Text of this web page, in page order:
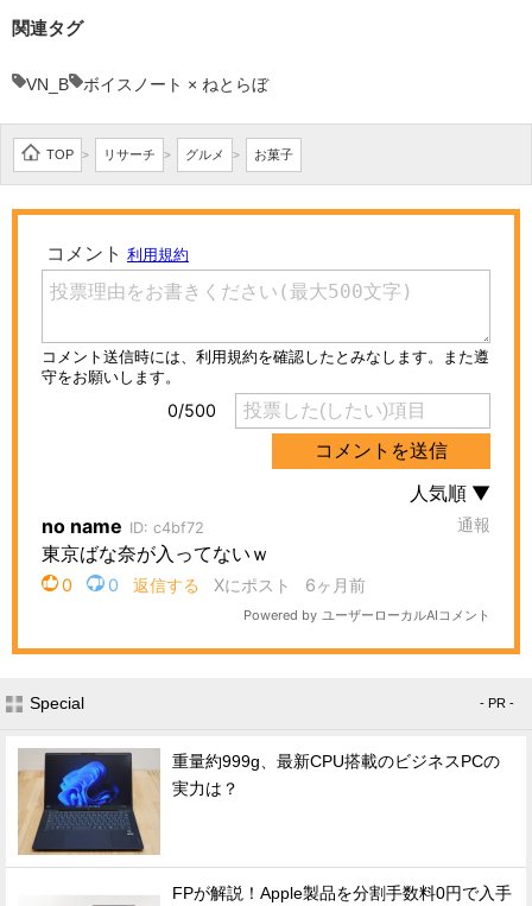
関連タグ
VN_B ボイスノート × ねとらぼ
TOP > リサーチ > グルメ > お菓子
Special - PR -
重量約999g、最新CPU搭載のビジネスPCの
実力は？
FPが解説！Apple製品を分割手数料0円で入手